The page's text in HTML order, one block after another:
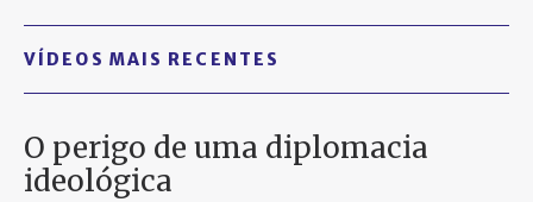
VÍDEOS MAIS RECENTES
O perigo de uma diplomacia
ideológica